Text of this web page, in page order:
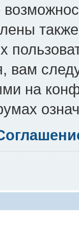
вам
на